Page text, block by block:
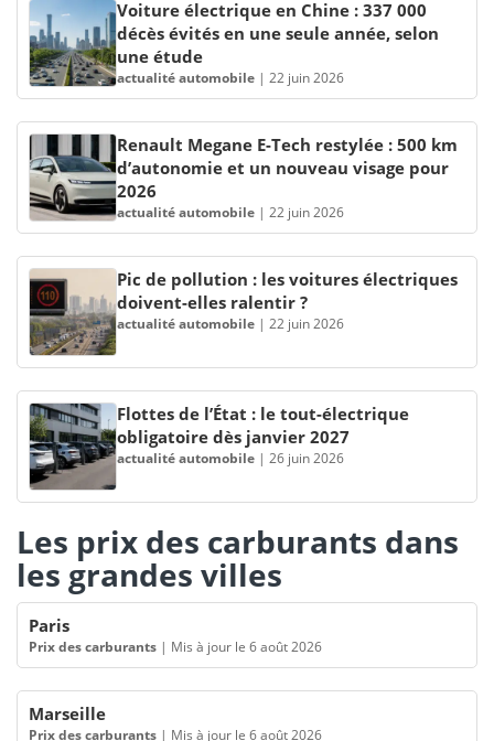
Voiture électrique en Chine : 337 000
décès évités en une seule année, selon
une étude
actualité automobile | 22 juin 2026
Renault Megane E-Tech restylée : 500 km
d’autonomie et un nouveau visage pour
2026
actualité automobile | 22 juin 2026
Pic de pollution : les voitures électriques
doivent-elles ralentir ?
actualité automobile | 22 juin 2026
Flottes de l’État : le tout-électrique
obligatoire dès janvier 2027
actualité automobile | 26 juin 2026
Les prix des carburants dans
les grandes villes
Paris
Prix des carburants | Mis à jour le 6 août 2026
Marseille
Prix des carburants | Mis à jour le 6 août 2026